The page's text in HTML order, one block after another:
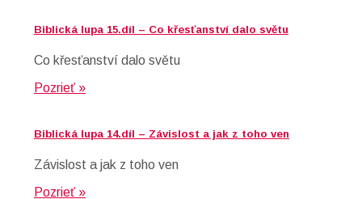
Biblická lupa 15.díl – Co křesťanství dalo světu
Co křesťanství dalo světu
Pozrieť »
Biblická lupa 14.díl – Závislost a jak z toho ven
Závislost a jak z toho ven
Pozrieť »